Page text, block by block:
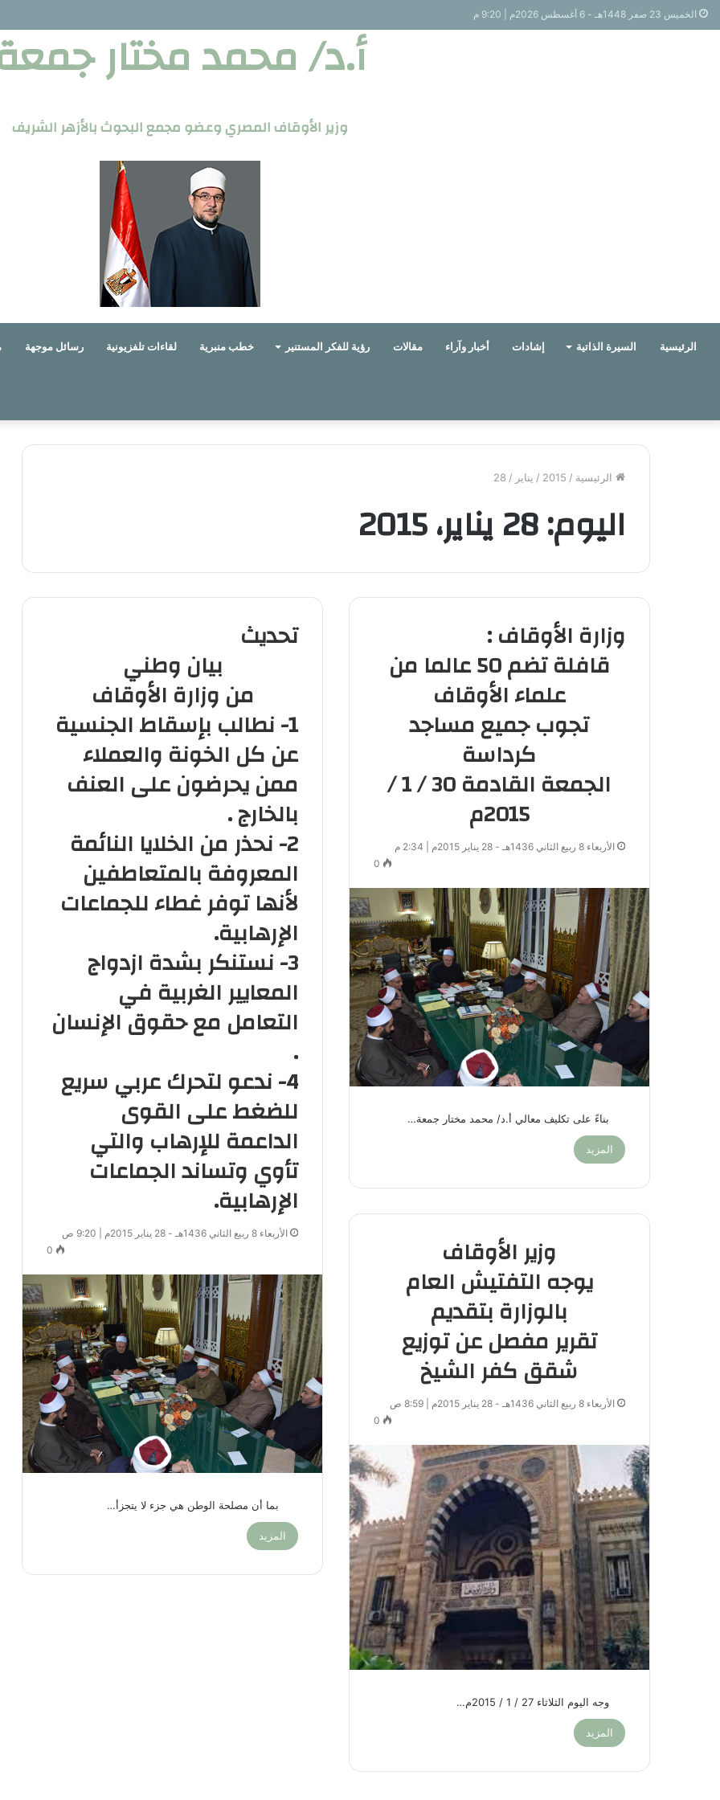
الخميس 23 صفر 1448هـ - 6 أغسطس 2026م | 9:20 م
أ.د/ محمد مختار
وزير الأوقاف المصري وعضو مجمع البحوث بالأزهر الشريف
الرئيسية السيرة الذاتية إشادات أخبار وآراء مقالات رؤية للفكر المستنير خطب منبرية لقاءات تلفزيونية رسائل موجهة
الرئيسية /
2015
/ يناير /
28
اليوم:28 يناير، 2015
وزارة الأوقاف :
قافلة تضم 50 عالما من
علماء الأوقاف
تجوب جميع مساجد
كرداسة
الجمعة القادمة 30 / 1 /
2015م
الأربعاء 8 ربيع الثاني 1436هـ - 28 يناير 2015م | 2:34 م
0
بناءً على تكليف معالي أ.د/ محمد مختار جمعة…
المزيد
تحديث
بيان وطني
من وزارة الأوقاف
1- نطالب بإسقاط الجنسية
عن كل الخونة والعملاء
ممن يحرضون على العنف
بالخارج .
2- نحذر من الخلايا النائمة
المعروفة بالمتعاطفين
لأنها توفر غطاء للجماعات
الإرهابية.
3- نستنكر بشدة ازدواج
المعايير الغربية في
التعامل مع حقوق الإنسان
.
4- ندعو لتحرك عربي سريع
للضغط على القوى
الداعمة للإرهاب والتي
تأوي وتساند الجماعات
الإرهابية.
الأربعاء 8 ربيع الثاني 1436هـ - 28 يناير 2015م | 9:20 ص
0
بما أن مصلحة الوطن هي جزء لا يتجزأ…
المزيد
وزير الأوقاف
يوجه التفتيش العام
بالوزارة بتقديم
تقرير مفصل عن توزيع
شقق كفر الشيخ
الأربعاء 8 ربيع الثاني 1436هـ - 28 يناير 2015م | 8:59 ص
0
وجه اليوم الثلاثاء 27 / 1 / 2015م…
المزيد